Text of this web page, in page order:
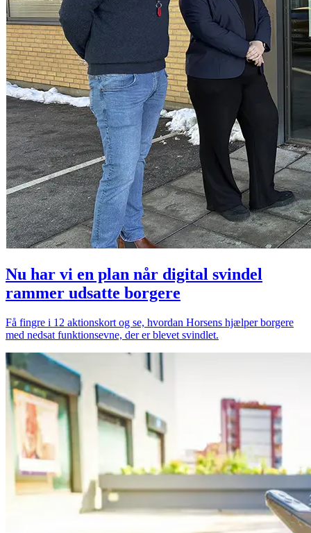
Nu har vi en plan når digital svindel
rammer udsatte borgere
Få fingre i 12 aktionskort og se, hvordan Horsens hjælper borgere
med nedsat funktionsevne, der er blevet svindlet.